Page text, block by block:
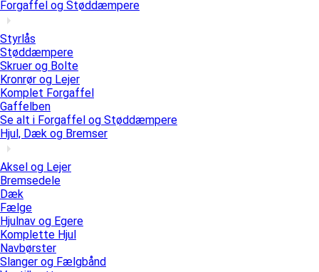
Forgaffel og Støddæmpere
Styrlås
Støddæmpere
Skruer og Bolte
Kronrør og Lejer
Komplet Forgaffel
Gaffelben
Se alt i Forgaffel og Støddæmpere
Hjul, Dæk og Bremser
Aksel og Lejer
Bremsedele
Dæk
Fælge
Hjulnav og Egere
Komplette Hjul
Navbørster
Slanger og Fælgbånd